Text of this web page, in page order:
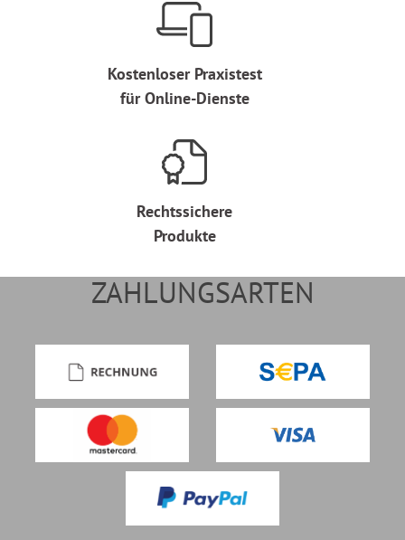
Kostenloser Praxistest
für Online-Dienste
Rechtssichere
Produkte
ZAHLUNGSARTEN